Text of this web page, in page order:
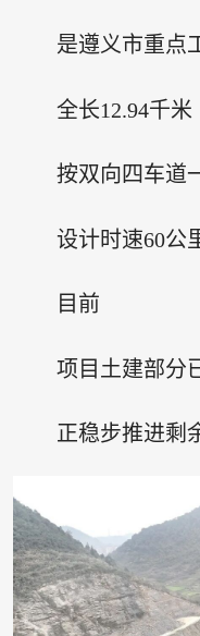
是遵义市重点
全长12.94千米
按双向四车道
设计时速60公
目前
项目土建部分
正稳步推进剩